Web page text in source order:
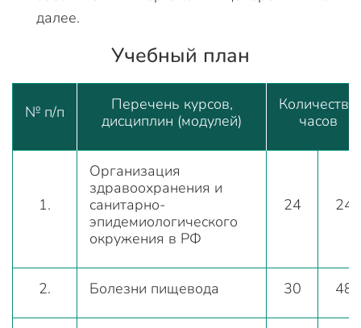
далее.
Учебный план
№ п/п
Перечень курсов,
дисциплин (модулей)
Количество
часов
1.
Организация
здравоохранения и
санитарно-
эпидемиологического
окружения в РФ
24 24
2. Болезни пищевода 30 48